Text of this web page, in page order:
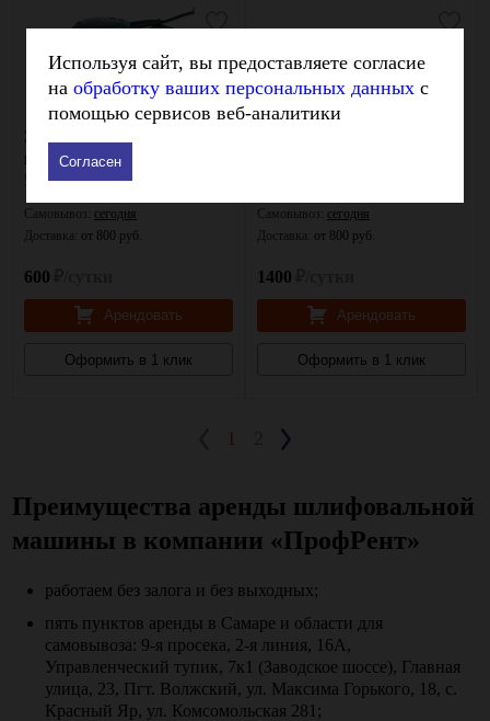
Эксцентриковая
шлифмашина Makita BO
5030
Самовывоз: сегодня
Доставка: от 800 руб.
600
Арендовать
Оформить в 1 клик
Самовывоз: сегодня
Доставка: от 800 руб.
1400
Арендовать
Оформить в 1 клик
1
Преимущества аренды шлифовальной
машины в компании «ПрофРент»
работаем без залога и без выходных;
пять пунктов аренды в Самаре и области для
самовывоза: 9-я просека, 2-я линия, 16А,
Управленческий тупик, 7к1 (Заводское шоссе), Главная
улица, 23, Пгт. Волжский, ул. Максима Горького, 18, с.
Красный Яр, ул. Комсомольская 281;
Используя сайт, вы предоставляете согласие
на обработку ваших персональных данных с
помощью сервисов веб-аналитики
Согласен